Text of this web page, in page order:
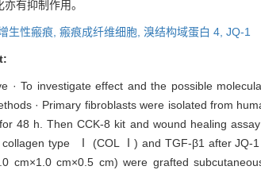
有抑制作用。
生性瘢痕, 瘢痕成纤维细胞, 溴结构域蛋白 4, JQ-1
· To investigate effect and the possible
· Primary fibroblasts were isolated from
48 h. Then CCK-8 kit and wound healing
collagen type Ⅰ (COL Ⅰ) and TGF-β1 after JQ-1
cm×1.0 cm×0.5 cm) were grafted